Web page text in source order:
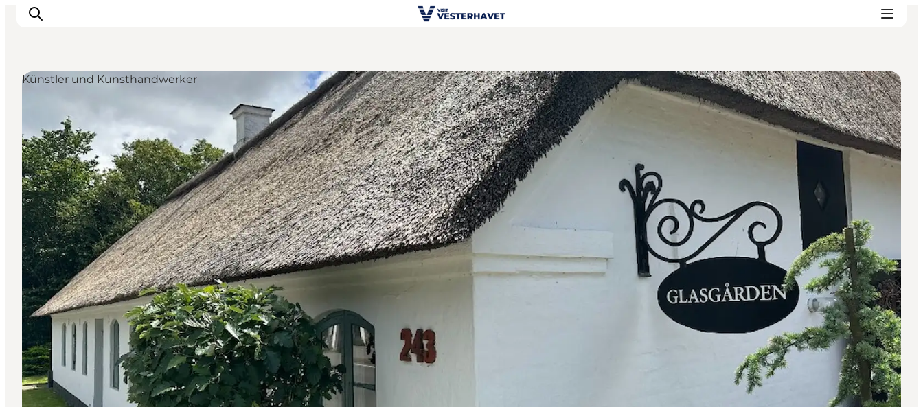
Events
Erlebnisse
Unsere Städte
Essen & Übernachtung
Tickets kaufen
Plane deine Reise
Künstler und Kunsthandwerker